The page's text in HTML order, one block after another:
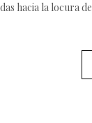
hacia la locura